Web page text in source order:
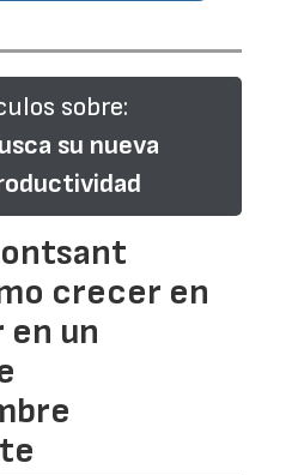
sobre:
su nueva
crecer en
un